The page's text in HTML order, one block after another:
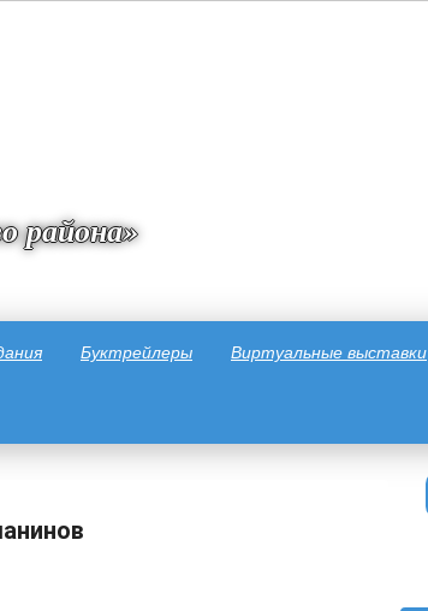
района»
Буктрейлеры Виртуальные выставки